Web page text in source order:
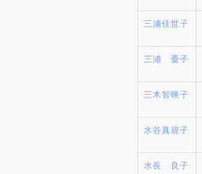
三浦佳世子
三浦 憂子
三木智映子
水谷真規子
水長 良子